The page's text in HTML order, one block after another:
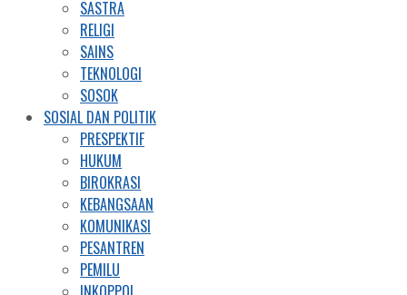
SASTRA
RELIGI
SAINS
TEKNOLOGI
SOSOK
SOSIAL DAN POLITIK
PRESPEKTIF
HUKUM
BIROKRASI
KEBANGSAAN
KOMUNIKASI
PESANTREN
PEMILU